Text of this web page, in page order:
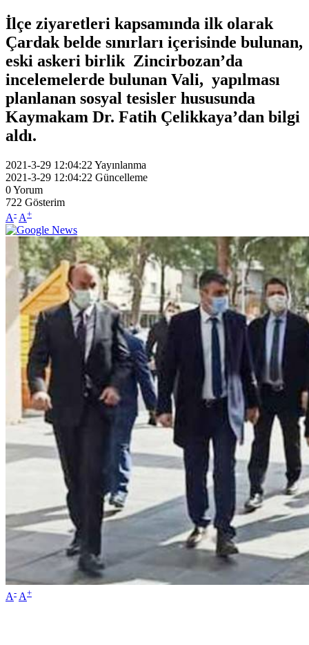
İlçe ziyaretleri kapsamında ilk olarak
Çardak belde sınırları içerisinde bulunan,
eski askeri birlik Zincirbozan’da
incelemelerde bulunan Vali, yapılması
planlanan sosyal tesisler hususunda
Kaymakam Dr. Fatih Çelikkaya’dan bilgi
aldı.
2021-3-29 12:04:22 Yayınlanma
2021-3-29 12:04:22 Güncelleme
0Yorum
722 Gösterim
A- A+
A- A+